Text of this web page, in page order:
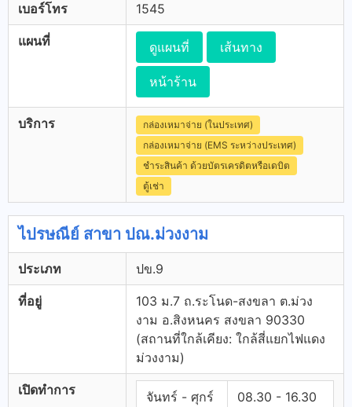
เบอร์โทร 1545
แผนที่ ดูแผนที่ เส้นทาง
หน้าร้าน
บริการ
กล่องเหมาจ่าย (ในประเทศ)
กล่องเหมาจ่าย (EMS ระหว่างประเทศ)
ชำระสินค้า ด้วยบัตรเครดิตหรือเดบิต
ตู้เช่า
ไปรษณีย์ สาขา ปณ.ม่วงงาม
ประเภท ปข.9
ที่อยู่
103 ม.7 ถ.ระโนด-สงขลา ต.ม่วง
งาม อ.สิงหนคร สงขลา 90330
(สถานที่ใกล้เคียง: ใกล้สี่แยกไฟแดง
ม่วงงาม)
เปิดทำการ จันทร์ - ศุกร์
08.30 - 16.30